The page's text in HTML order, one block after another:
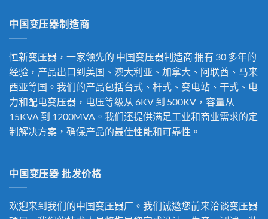
中国变压器制造商
恒新变压器，一家领先的 中国变压器制造商 拥有 30 多年的
经验，产品出口到美国、澳大利亚、加拿大、阿联酋、马来
西亚等国。我们的产品包括台式、杆式、变电站、干式、电
力和配电变压器，电压等级从 6KV 到 500KV，容量从
15KVA 到 1200MVA。我们还提供满足工业和商业需求的定
制解决方案，确保产品的最佳性能和可靠性。
中国变压器 批发价格
欢迎来到我们的中国变压器厂。我们诚邀您前来洽谈变压器